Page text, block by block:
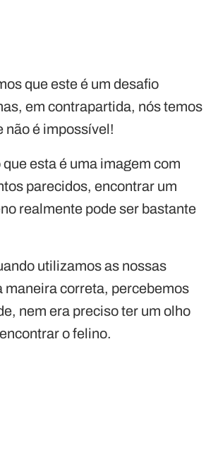
que este é um desafio
em contrapartida, nós temos
não é impossível!
esta é uma imagem com
parecidos, encontrar um
realmente pode ser bastante
utilizamos as nossas
maneira correta, percebemos
nem era preciso ter um olho
o felino.